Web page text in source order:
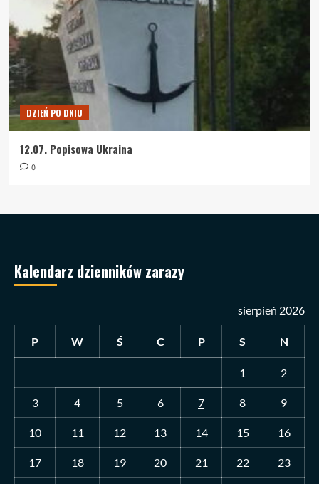
DZIEŃ PO DNIU
12.07. Popisowa Ukraina
0
Kalendarz dzienników zarazy
sierpień 2026
P W Ś C P S N
1 2
3 4 5 6 7 8 9
10 11 12 13 14 15 16
17 18 19 20 21 22 23